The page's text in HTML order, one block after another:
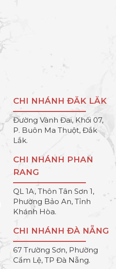
CHI NHÁNH ĐĂK LĂK
Đường Vành Đai, Khối 07,
P. Buôn Ma Thuột, Đắk
Lắk.
CHI NHÁNH PHAN
RANG
QL 1A, Thôn Tân Sơn 1,
Phường Bảo An, Tỉnh
Khánh Hòa.
CHI NHÁNH ĐÀ NẴNG
67 Trường Sơn, Phường
Cẩm Lệ, TP Đà Nẵng.